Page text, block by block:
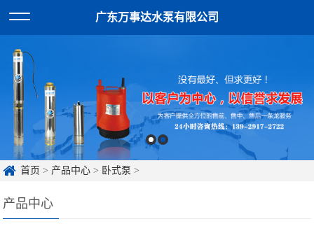
广东万事达水泵有限公司
首页 > 产品中心 > 卧式泵 >
产品中心